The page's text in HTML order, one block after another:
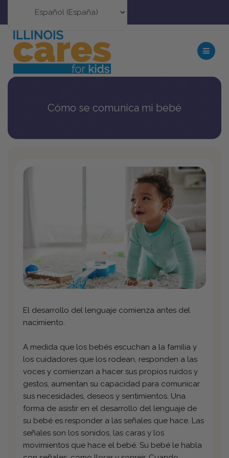
Cómo se comunica mi bebé
El desarrollo del lenguaje comienza antes del
nacimiento.
A medida que los bebés escuchan a la familia y
los cuidadores que los rodean, responden a las
voces y comienzan a hacer sus propios ruidos y
gestos, aumentan su capacidad para comunicar
sus necesidades, deseos y sentimientos. Una
forma de asistir en el desarrollo del lenguaje de
su bebé es responder a las señales que hace. Las
señales son los sonidos, las caras y los
movimientos que hace el bebé. Su bebé le habla